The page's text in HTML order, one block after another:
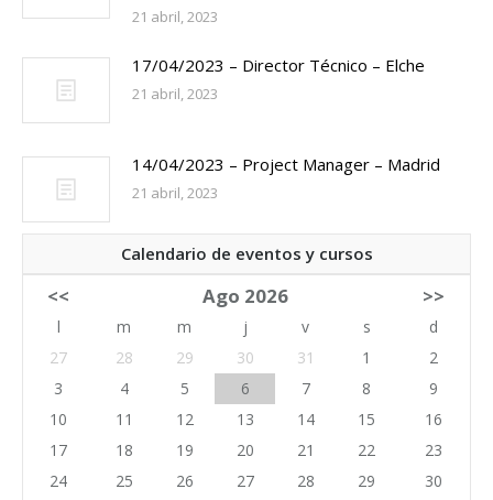
21 abril, 2023
17/04/2023 – Director Técnico – Elche
21 abril, 2023
14/04/2023 – Project Manager – Madrid
21 abril, 2023
Calendario de eventos y cursos
<< Ago 2026 >>
l m m j v s
d
27
28 29 30 31 1
2
3
4 5 6 7 8
9
10
11 12 13 14 15
16
17
18 19 20 21 22
23
24
25 26 27 28 29
30